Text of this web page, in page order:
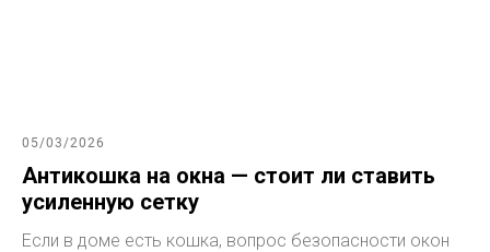
05/03/2026
Антикошка на окна — стоит ли ставить
усиленную сетку
Если в доме есть кошка, вопрос безопасности окон